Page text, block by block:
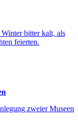
bitter kalt, als
feierten.
zweier Museen